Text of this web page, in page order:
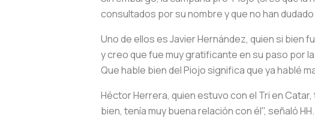
consultados por su nombre y que no han
Uno de ellos es Javier Hernández, quien si bien
y creo que fue muy gratificante en su paso por
Que hable bien del Piojo significa que ya hablé
Héctor Herrera, quien estuvo con el Tri en
bien, tenía muy buena relación con él", señaló HH.